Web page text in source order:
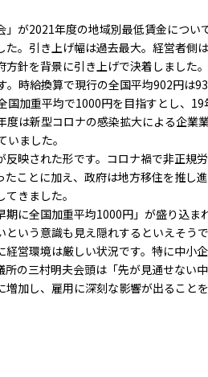
が2021年度の地域別最低賃金につい
。引き上げ幅は過去最大。経営者側
針を背景に引き上げで決着しました。
時給換算で現行の全国平均902円は
加重平均で1000円を目指すとし、
は新型コロナの感染拡大による企業
ました。
映された形です。コロナ禍で非正規
ことに加え、政府は地方移住を推し
きました。
に全国加重平均1000円」が盛り込ま
いう意識も見え隠れするといえそうで
営環境は厳しい状況です。特に中小
の三村明夫会頭は「先が見通せない
加し、雇用に深刻な影響が出ること